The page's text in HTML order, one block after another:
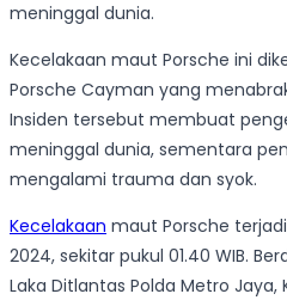
meninggal dunia.
Kecelakaan maut Porsche ini
Porsche Cayman yang
Insiden tersebut membuat
meninggal dunia, sementara
mengalami trauma dan syok.
Kecelakaan maut Porsche terjadi
2024, sekitar pukul 01.40 WIB.
Laka Ditlantas Polda Metro Jaya,